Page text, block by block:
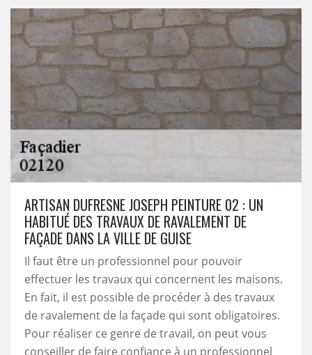
ARTISAN DUFRESNE JOSEPH PEINTURE 02 : UN
HABITUÉ DES TRAVAUX DE RAVALEMENT DE
FAÇADE DANS LA VILLE DE GUISE
Il faut être un professionnel pour pouvoir
effectuer les travaux qui concernent les maisons.
En fait, il est possible de procéder à des travaux
de ravalement de la façade qui sont obligatoires.
Pour réaliser ce genre de travail, on peut vous
conseiller de faire confiance à un professionnel